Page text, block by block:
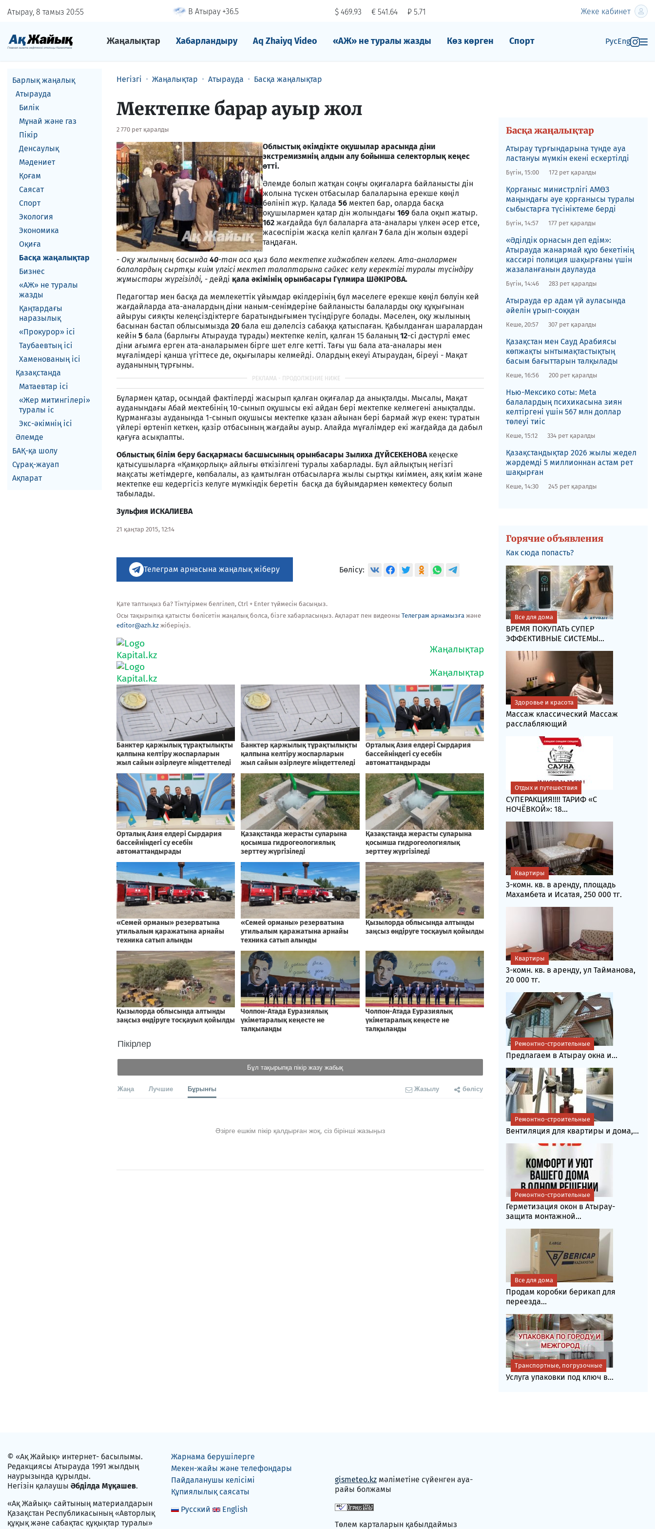
Атырау, 8 тамыз 20 55 В Атырау +36.5 $ 469.93 € 541.64 ₽ 5.71 Жеке кабинет
Жаңалықтар Хабарландыру Aq Zhaiyq Video «АЖ» не туралы жазды Көз көрген Спорт РусEng
Барлық жаңалық
Атырауда
Билік
Мұнай және газ
Пікір
Денсаулық
Мәдениет
Қоғам
Саясат
Спорт
Экология
Экономика
Оқиға
Басқа жаңалықтар
Бизнес
«АЖ» не туралы
жазды
Қаңтардағы
наразылық
«Прокурор» ісі
Таубаевтың ісі
Хаменованың ісі
Қазақстанда
Матаевтар ici
«Жер митингілері»
туралы іс
Экс-әкiмнiң iсi
Әлемде
БАҚ-қа шолу
Сұрақ-жауап
Ақпарат
Негізгі Жаңалықтар Атырауда Басқа жаңалықтар
Мектепке барар ауыр жол
2 770 рет қаралды
Облыстық әкімдікте оқушылар арасында діни
экстремизмнің алдын алу бойынша селекторлық кеңес
өтті.
Әлемде болып жатқан соңғы оқиғаларға байланысты дін
жолына түскен отбасылар балаларына ерекше көңіл
бөлініп жүр. Қалада 56 мектеп бар, оларда басқа
оқушылармен қатар дін жолындағы 169 бала оқып жатыр.
162 жағдайда бұл балаларға ата-аналары үлкен әсер етсе,
жасөспірім жасқа келіп қалған 7 бала дін жолын өздері
таңдаған.
- Оқу жылының басында 40-тан аса қыз бала мектепке хиджабпен келген. Ата-аналармен
балалардың сыртқы киім үлгісі мектеп талаптарына сәйкес келу керектігі туралы түсіндіру
жұмыстары жүргізілді, - дейді қала әкімінің орынбасары Гүлмира ШӘКІРОВА.
Педагогтар мен басқа да мемлекеттік ұйымдар өкілдерінің бұл мәселеге ерекше көңіл бөлуін кей
жағдайларда ата-аналардың діни наным-сенімдеріне байланысты балаларды оқу құқығынан
айыруы сияқты келеңсіздіктерге баратындығымен түсіндіруге болады. Мәселен, оқу жылының
басынан бастап облысымызда 20 бала еш дәлелсіз сабаққа қатыспаған. Қабылданған шаралардан
кейін 5 бала (барлығы Атырауда тұрады) мектепке келіп, қалған 15 баланың12-сі дәстүрлі емес
діни ағымға ерген ата-аналарымен бірге шет елге кетті. Тағы үш бала ата-аналары мен
мұғалімдері қанша үгіттесе де, оқығылары келмейді. Олардың екеуі Атыраудан, біреуі - Мақат
ауданының тұрғыны.
Бұлармен қатар, осындай фактілерді жасырып қалған оқиғалар да анықталды. Мысалы, Мақат
ауданындағы Абай мектебінің 10-сынып оқушысы екі айдан бері мектепке келмегені анықталды.
Құрманғазы ауданында 1-сынып оқушысы мектепке қазан айынан бері бармай жүр екен: тұратын
үйлері өртеніп кеткен, қазір отбасының жағдайы ауыр. Алайда мұғалімдер екі жағдайда да дабыл
қағуға асықпапты.
Облыстық білім беру басқармасы басшысының орынбасары Зылиха ДҮЙСЕКЕНОВА кеңеске
қатысушыларға «Қамқорлық» айлығы өткізілгені туралы хабарлады. Бұл айлықтың негізгі
мақсаты жетімдерге, көпбалалы, аз қамтылған отбасыларға жылы сыртқы киіммен, аяқ киім және
мектепке еш кедергісіз келуге мүмкіндік беретін басқа да бұйымдармен көмектесу болып
табылады.
Зульфия ИСКАЛИЕВА
21 қаңтар 2015, 12:14
Телеграм арнасына жаңалық жіберу Бөлісу:
Қате таптыңыз ба? Тінтуірмен белгілеп, Ctrl + Enter түймесін басыңыз.
Осы тақырыпқа қатысты бөлісетін жаңалық болса, бізге хабарласыңыз. Ақпарат пен видеоны Телеграм арнамызға және
editor@azh.kz жіберіңіз.
Пікірлер
Бұл тақырыпқа пікір жазу жабық
Жаңа Лучшие Бұрынғы Жазылу бөлісу
Әзірге ешкім пікір қалдырған жоқ, сіз бірінші жазыңыз
Басқа жаңалықтар
Атырау тұрғындарына түнде ауа
ластануы мүмкін екені ескертілді
Бүгін, 15:00 172 рет қаралды
Қорғаныс министрлігі АМӨЗ
маңындағы әуе қорғанысы туралы
сыбыстарға түсініктеме берді
Бүгін, 14:57 177 рет қаралды
«Әділдік орнасын деп едім»:
Атырауда жанармай құю бекетінің
кассирі полиция шақырғаны үшін
жазаланғанын даулауда
Бүгін, 14:46 283 рет қаралды
Атырауда ер адам үй ауласында
әйелін ұрып-соққан
Кеше, 20:57 307 рет қаралды
Қазақстан мен Сауд Арабиясы
көпжақты ынтымақтастықтың
басым бағыттарын талқылады
Кеше, 16:56 200 рет қаралды
Нью-Мексико соты​: Meta
балалардың психикасына зиян
келтіргені үшін 567 млн доллар
төлеуі тиіс
Кеше, 15:12 334 рет қаралды
Қазақстандықтар 2026 жылы жедел
жәрдемді 5 миллионнан астам рет
шақырған
Кеше, 14:30 245 рет қаралды
Горячие объявления
Как сюда попасть?
ВРЕМЯ ПОКУПАТЬ СУПЕР
ЭФФЕКТИВНЫЕ СИСТЕМЫ...
Все для дома
Массаж классический Массаж
расслабляющий
Здоровье и красота
СУПЕРАКЦИЯ!!!! ТАРИФ «C
НОЧЁВКОЙ»: 18...
Отдых и путешествия
3-комн. кв. в аренду, площадь
Махамбета и Исатая, 250 000 тг.
Квартиры
3-комн. кв. в аренду, ул Тайманова,
20 000 тг.
Квартиры
Предлагаем в Атырау окна и...
Ремонтно-строительные
Вентиляция для квартиры и дома,...
Ремонтно-строительные
Герметизация окон в Атырау-
защита монтажной...
Ремонтно-строительные
Продам коробки берикап для
переезда...
Все для дома
Услуга упаковки под ключ в...
Транспортные, погрузочные
© «Ақ Жайық» интернет- басылымы.
Редакциясы Атырауда 1991 жылдың
наурызында құрылды.
Негізін қалаушы Әбділда Мұқашев.
«Ақ Жайық» сайтының материалдарын
Қазақстан Республикасының «Авторлық
құқық және сабақтас құқықтар туралы»
Жарнама берушілерге
Мекен-жайы және телефондары
Пайдаланушы келісімі
Құпиялылық саясаты
Русский
English
gismeteo.kz мәліметіне сүйенген ауа-
райы болжамы
Төлем карталарын қабылдаймыз